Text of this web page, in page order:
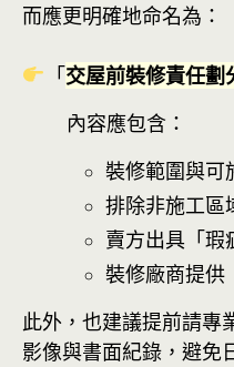
而應更明確地命名為：
「交屋前裝修責任劃
內容應包含：
裝修範圍與可
排除非施工區
賣方出具「瑕
裝修廠商提供
此外，也建議提前請專
影像與書面紀錄，避免